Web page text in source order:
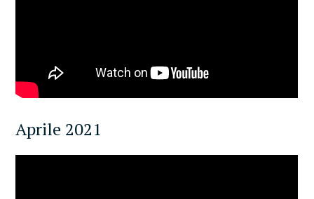
Aprile 2021